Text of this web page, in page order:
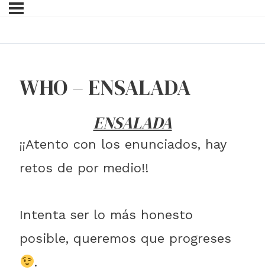
WHO – ENSALADA
ENSALADA
¡¡Atento con los enunciados, hay
retos de por medio!!
Intenta ser lo más honesto
posible, queremos que progreses
.